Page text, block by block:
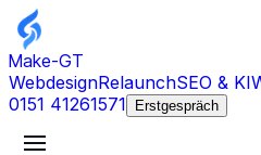
Make-GT
WebdesignRelaunchSEO & KI
0151 41261571
Erstgespräch